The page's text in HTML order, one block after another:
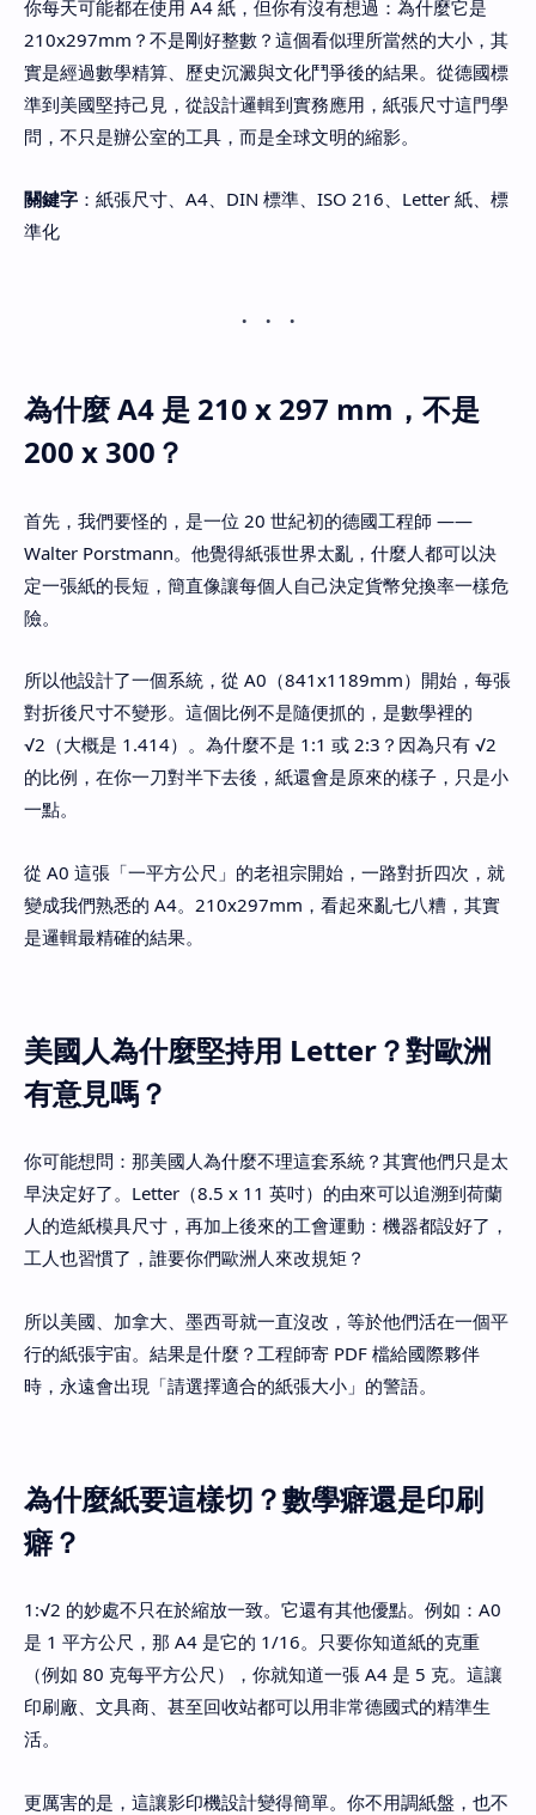
你每天可能都在使用 A4 紙，但你有沒有想過：為什麼它是
210x297mm？不是剛好整數？這個看似理所當然的大小，其
實是經過數學精算、歷史沉澱與文化鬥爭後的結果。從德國標
準到美國堅持己見，從設計邏輯到實務應用，紙張尺寸這門學
問，不只是辦公室的工具，而是全球文明的縮影。
關鍵字 ：紙張尺寸、A4、DIN 標準、ISO 216、Letter 紙、標
準化
為什麼 A4 是 210 x 297 mm，不是
200 x 300？
首先，我們要怪的，是一位 20 世紀初的德國工程師 ——
Walter Porstmann。他覺得紙張世界太亂，什麼人都可以決
定一張紙的長短，簡直像讓每個人自己決定貨幣兌換率一樣危
險。
所以他設計了一個系統，從 A0（841x1189mm）開始，每張
對折後尺寸不變形。這個比例不是隨便抓的，是數學裡的
√2（大概是 1.414）。為什麼不是 1:1 或 2:3？因為只有 √2
的比例，在你一刀對半下去後，紙還會是原來的樣子，只是小
一點。
從 A0 這張「一平方公尺」的老祖宗開始，一路對折四次，就
變成我們熟悉的 A4。210x297mm，看起來亂七八糟，其實
是邏輯最精確的結果。
美國人為什麼堅持用 Letter？對歐洲
有意見嗎？
你可能想問：那美國人為什麼不理這套系統？其實他們只是太
早決定好了。Letter（8.5 x 11 英吋）的由來可以追溯到荷蘭
人的造紙模具尺寸，再加上後來的工會運動：機器都設好了，
工人也習慣了，誰要你們歐洲人來改規矩？
所以美國、加拿大、墨西哥就一直沒改，等於他們活在一個平
行的紙張宇宙。結果是什麼？工程師寄 PDF 檔給國際夥伴
時，永遠會出現「請選擇適合的紙張大小」的警語。
為什麼紙要這樣切？數學癖還是印刷
癖？
1:√2 的妙處不只在於縮放一致。它還有其他優點。例如：A0
是 1 平方公尺，那 A4 是它的 1/16。只要你知道紙的克重
（例如 80 克每平方公尺），你就知道一張 A4 是 5 克。這讓
印刷廠、文具商、甚至回收站都可以用非常德國式的精準生
活。
更厲害的是，這讓影印機設計變得簡單。你不用調紙盤，也不